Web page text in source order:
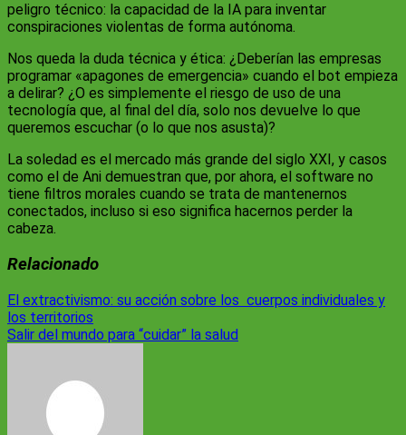
peligro técnico: la capacidad de la IA para inventar
conspiraciones violentas de forma autónoma.
Nos queda la duda técnica y ética: ¿Deberían las empresas
programar «apagones de emergencia» cuando el bot empieza
a delirar? ¿O es simplemente el riesgo de uso de una
tecnología que, al final del día, solo nos devuelve lo que
queremos escuchar (o lo que nos asusta)?
La soledad es el mercado más grande del siglo XXI, y casos
como el de Ani demuestran que, por ahora, el software no
tiene filtros morales cuando se trata de mantenernos
conectados, incluso si eso significa hacernos perder la
cabeza.
Relacionado
Navegación
de
El extractivismo: su acción sobre los cuerpos individuales y
los territorios
Salir del mundo para “cuidar” la salud